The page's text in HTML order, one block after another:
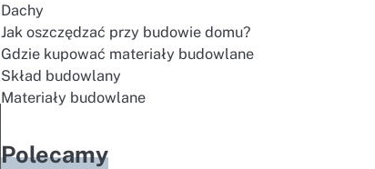
Dachy
Jak oszczędzać przy budowie domu?
Gdzie kupować materiały budowlane
Skład budowlany
Materiały budowlane
Polecamy